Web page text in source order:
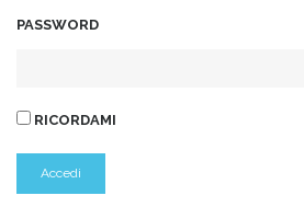
PASSWORD
RICORDAMI